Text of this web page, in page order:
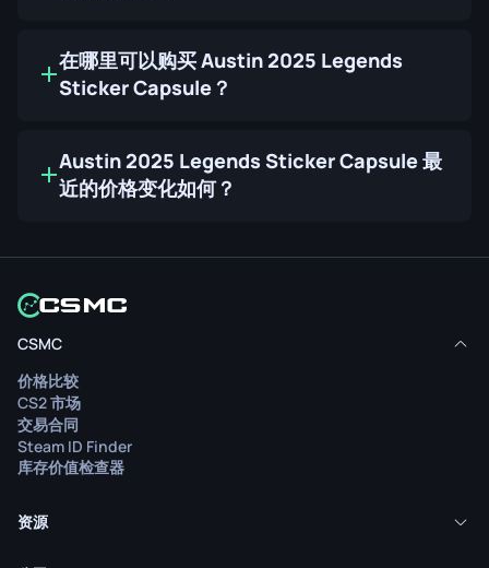
在哪里可以购买 Austin 2025 Legends
Sticker Capsule？
Austin 2025 Legends Sticker Capsule 最
近的价格变化如何？
CSMC
价格比较
CS2 市场
交易合同
Steam ID Finder
库存价值检查器
资源